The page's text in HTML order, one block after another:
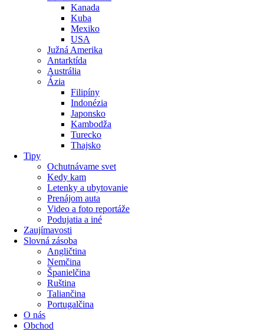
Kanada
Kuba
Mexiko
USA
Južná Amerika
Antarktída
Austrália
Ázia
Filipíny
Indonézia
Japonsko
Kambodža
Turecko
Thajsko
Tipy
Ochutnávame svet
Kedy kam
Letenky a ubytovanie
Prenájom auta
Video a foto reportáže
Podujatia a iné
Zaujímavosti
Slovná zásoba
Angličtina
Nemčina
Španielčina
Ruština
Taliančina
Portugalčina
O nás
Obchod